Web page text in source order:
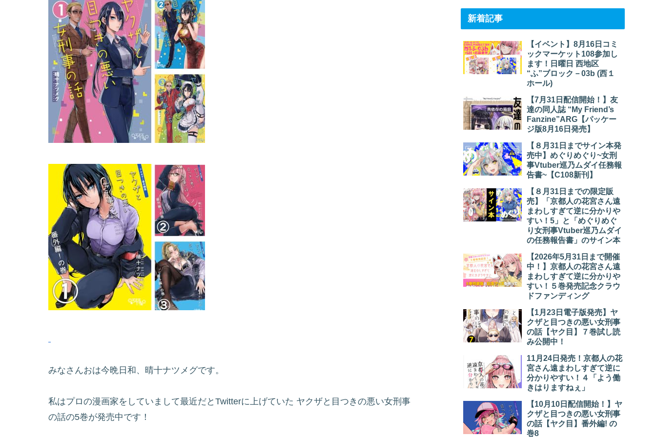
みなさんおは今晩日和、晴十ナツメグです。
私はプロの漫画家をしていまして最近だとTwitterに上げていた ヤクザと目つきの悪い女刑事
の話の5巻が発売中です！
新着記事
【イベント】8月16日コミ
ックマーケット108参加し
ます！日曜日 西地区
“ふ”ブロック－03b (西１
ホール)
【7月31日配信開始！】友
達の同人誌 “My Friend’s
Fanzine”ARG【パッケー
ジ版8月16日発売】
【８月31日までサイン本発
売中】めぐりめぐり~女刑
事Vtuber巡乃ムダイ任務報
告書~【C108新刊】
【８月31日までの限定販
売】「京都人の花宮さん遠
まわしすぎて逆に分かりや
すい！5」と「めぐりめぐ
り女刑事Vtuber巡乃ムダイ
の任務報告書」のサイン本
【2026年5月31日まで開催
中！】京都人の花宮さん遠
まわしすぎて逆に分かりや
すい！５巻発売記念クラウ
ドファンディング
【1月23日電子版発売】ヤ
クザと目つきの悪い女刑事
の話【ヤク目】７巻試し読
み公開中！
11月24日発売！京都人の花
宮さん遠まわしすぎて逆に
分かりやすい！４「よう働
きはりますねぇ」
【10月10日配信開始！】ヤ
クザと目つきの悪い女刑事
の話【ヤク目】番外編! の
巻8